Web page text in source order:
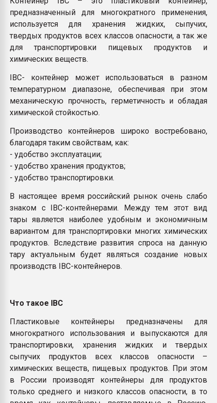
28.07.2026
ситуацией на
предназначенный для многократного применения,
используется для хранения жидких, сыпучих,
твердых продуктов всех классов опасности, а так же
для транспортировки пищевых продуктов и
химических веществ.
IBC- контейнер может использоваться в разном
температурном диапазоне, обеспечивая при этом
механическую прочность, герметичность и обладая
химической стойкостью.
Производство контейнеров широко востребовано,
благодаря таким свойствам, как:
- удобство эксплуатации;
- удобство хранения продуктов;
- удобство транспортировки.
В настоящее время российский рынок очень слабо
знаком с IBC-контейнерами. Между тем этот вид
тары является наиболее удобным и экономичным
вариантом для транспортировки многих химических
продуктов. Вследствие развития спроса на данную
тару актуальным будет являться создание новых
производств IBC-контейнеров.
Что такое IBC
Пластиковые контейнеры предназначены для
многократного использования и выпускаются для
транспортировки, хранения жидких и твердых
сыпучих продуктов всех классов опасности –
химических веществ, пищевых продуктов. При этом
в России производят контейнеры для продуктов
только среднего и низкого классов опасности, в то